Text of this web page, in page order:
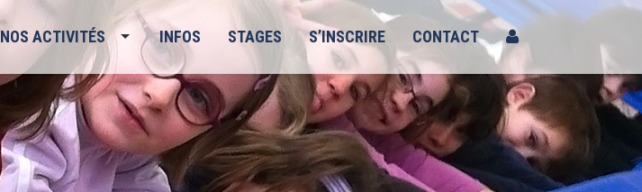
NOS ACTIVITÉS INFOS STAGES S’INSCRIRE CONTACT